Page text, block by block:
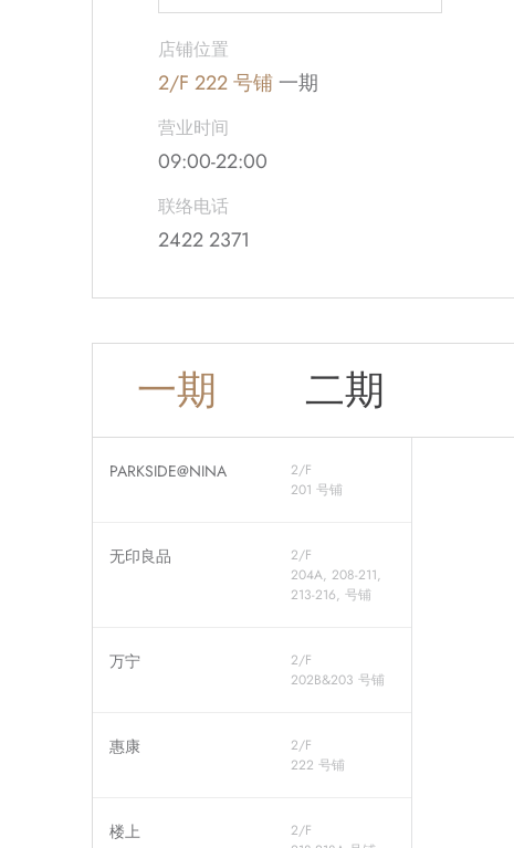
店铺位置
2/F 222 号铺 一期
营业时间
09:00-22:00
联络电话
2422 2371
一期 二期
PARKSIDE@NINA
2/F
201 号铺
无印良品
2/F
204A, 208-211,
213-216, 号铺
万宁
2/F
202B&203 号铺
惠康
2/F
222 号铺
楼上
2/F